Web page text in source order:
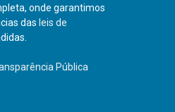
onde garantimos
das leis de
Pública